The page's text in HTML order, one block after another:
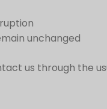
unchanged
us through the